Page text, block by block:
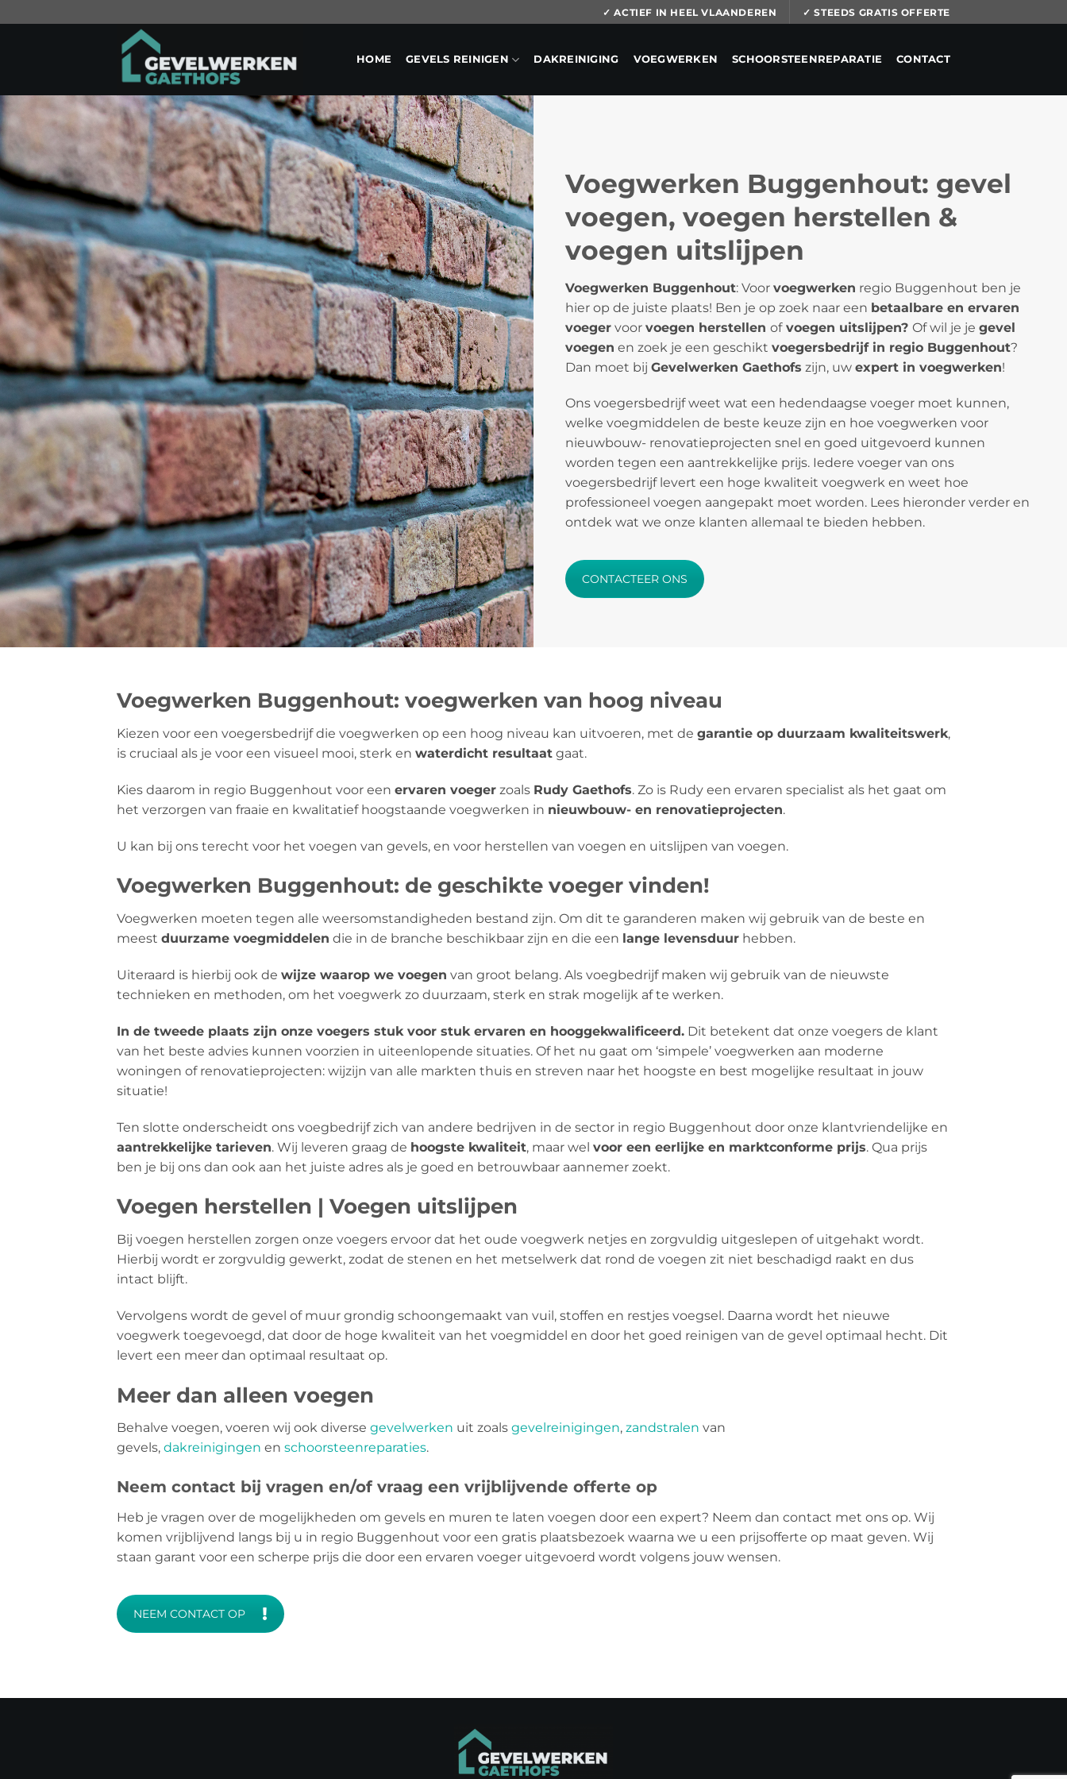
✓ ACTIEF IN HEEL VLAANDEREN ✓ STEEDS GRATIS OFFERTE
HOME GEVELS REINIGEN DAKREINIGING VOEGWERKEN SCHOORSTEENREPARATIE CONTACT
Voegwerken Buggenhout: gevel
voegen, voegen herstellen &
voegen uitslijpen
Voegwerken Buggenhout: Voor voegwerken regio Buggenhout ben je
hier op de juiste plaats! Ben je op zoek naar een betaalbare en ervaren
voeger voor voegen herstellen ofvoegen uitslijpen? Of wil je je gevel
voegen en zoek je een geschikt voegersbedrijf in regio Buggenhout?
Dan moet bij Gevelwerken Gaethofs zijn, uw expert in voegwerken!
Ons voegersbedrijf weet wat een hedendaagse voeger moet kunnen,
welke voegmiddelen de beste keuze zijn en hoe voegwerken voor
nieuwbouw- renovatieprojecten snel en goed uitgevoerd kunnen
worden tegen een aantrekkelijke prijs. Iedere voeger van ons
voegersbedrijf levert een hoge kwaliteit voegwerk en weet hoe
professioneel voegen aangepakt moet worden. Lees hieronder verder en
ontdek wat we onze klanten allemaal te bieden hebben.
CONTACTEER ONS
Voegwerken Buggenhout: voegwerken van hoog niveau
Kiezen voor een voegersbedrijf die voegwerken op een hoog niveau kan uitvoeren, met de garantie op duurzaam kwaliteitswerk,
is cruciaal als je voor een visueel mooi, sterk en waterdicht resultaat gaat.
Kies daarom in regio Buggenhout voor een ervaren voeger zoals Rudy Gaethofs. Zo is Rudy een ervaren specialist als het gaat om
het verzorgen van fraaie en kwalitatief hoogstaande voegwerken in nieuwbouw- en renovatieprojecten.
U kan bij ons terecht voor het voegen van gevels, en voor herstellen van voegen en uitslijpen van voegen.
Voegwerken Buggenhout: de geschikte voeger vinden!
Voegwerken moeten tegen alle weersomstandigheden bestand zijn. Om dit te garanderen maken wij gebruik van de beste en
meest duurzame voegmiddelen die in de branche beschikbaar zijn en die een lange levensduur hebben.
Uiteraard is hierbij ook de wijze waarop we voegen van groot belang. Als voegbedrijf maken wij gebruik van de nieuwste
technieken en methoden, om het voegwerk zo duurzaam, sterk en strak mogelijk af te werken.
In de tweede plaats zijn onze voegers stuk voor stuk ervaren en hooggekwalificeerd. Dit betekent dat onze voegers de klant
van het beste advies kunnen voorzien in uiteenlopende situaties. Of het nu gaat om ‘simpele’ voegwerken aan moderne
woningen of renovatieprojecten: wijzijn van alle markten thuis en streven naar het hoogste en best mogelijke resultaat in jouw
situatie!
Ten slotte onderscheidt ons voegbedrijf zich van andere bedrijven in de sector in regio Buggenhout door onze klantvriendelijke en
aantrekkelijke tarieven. Wij leveren graag de hoogste kwaliteit, maar wel voor een eerlijke en marktconforme prijs. Qua prijs
ben je bij ons dan ook aan het juiste adres als je goed en betrouwbaar aannemer zoekt.
Voegen herstellen | Voegen uitslijpen
Bij voegen herstellen zorgen onze voegers ervoor dat het oude voegwerk netjes en zorgvuldig uitgeslepen of uitgehakt wordt.
Hierbij wordt er zorgvuldig gewerkt, zodat de stenen en het metselwerk dat rond de voegen zit niet beschadigd raakt en dus
intact blijft.
Vervolgens wordt de gevel of muur grondig schoongemaakt van vuil, stoffen en restjes voegsel. Daarna wordt het nieuwe
voegwerk toegevoegd, dat door de hoge kwaliteit van het voegmiddel en door het goed reinigen van de gevel optimaal hecht. Dit
levert een meer dan optimaal resultaat op.
Meer dan alleen voegen
Behalve voegen, voeren wij ook diverse gevelwerken uit zoals gevelreinigingen, zandstralen van
gevels, dakreinigingen en schoorsteenreparaties.
Neem contact bij vragen en/of vraag een vrijblijvende offerte op
Heb je vragen over de mogelijkheden om gevels en muren te laten voegen door een expert? Neem dan contact met ons op. Wij
komen vrijblijvend langs bij u in regio Buggenhout voor een gratis plaatsbezoek waarna we u een prijsofferte op maat geven. Wij
staan garant voor een scherpe prijs die door een ervaren voeger uitgevoerd wordt volgens jouw wensen.
NEEM CONTACT OP